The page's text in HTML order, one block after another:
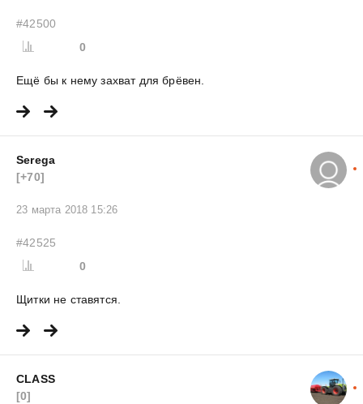
#42500
0
Ещё бы к нему захват для брёвен.
Serega
[+70]
23 марта 2018 15:26
#42525
0
Щитки не ставятся.
CLASS
[0]